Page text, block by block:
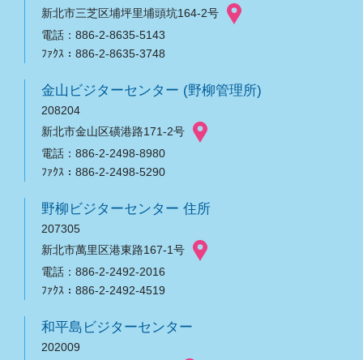
新北市三芝区埔坪里埔頭坑164-2号
電話：886-2-8635-5143
ﾌｧｸｽ：886-2-8635-3748
金山ビジターセンター (野柳管理所)
208204
新北市金山区磺港路171-2号
電話：886-2-2498-8980
ﾌｧｸｽ：886-2-2498-5290
野柳ビジターセンター 住所
207305
新北市萬里区港東路167-1号
電話：886-2-2492-2016
ﾌｧｸｽ：886-2-2492-4519
和平島ビジターセンター
202009